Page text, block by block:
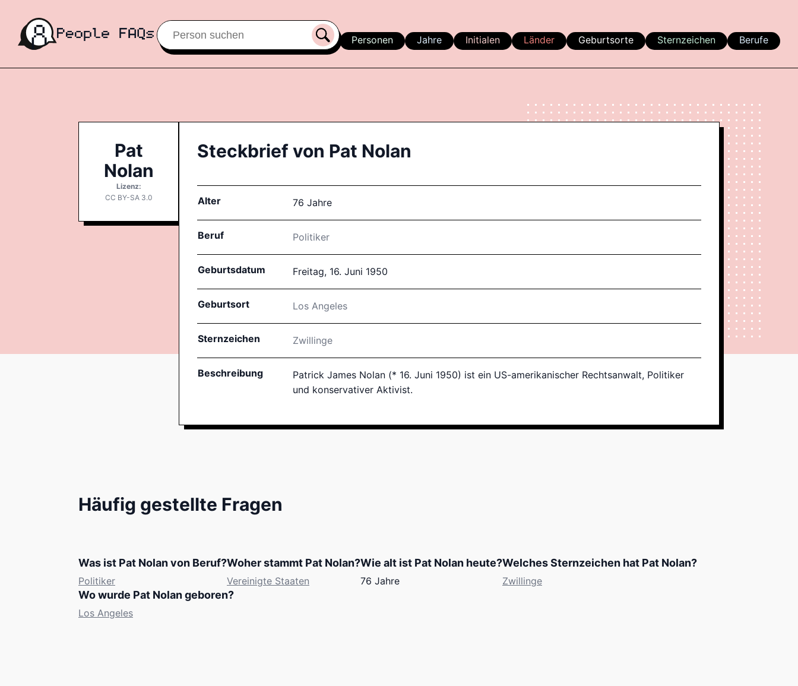
Personen Jahre Initialen Länder Geburtsorte Sternzeichen Berufe
Pat
Nolan
Lizenz:
CC BY-SA 3.0
Steckbrief von Pat Nolan
Alter 76 Jahre
Beruf Politiker
Geburtsdatum Freitag, 16. Juni 1950
Geburtsort Los Angeles
Sternzeichen Zwillinge
Beschreibung
Patrick James Nolan (* 16. Juni 1950) ist ein US-amerikanischer Rechtsanwalt, Politiker
und konservativer Aktivist.
Häufig gestellte Fragen
Was ist Pat Nolan von Beruf?
Politiker
Woher stammt Pat Nolan?
Vereinigte Staaten
Wie alt ist Pat Nolan heute?
76 Jahre
Welches Sternzeichen hat Pat Nolan?
Zwillinge
Wo wurde Pat Nolan geboren?
Los Angeles